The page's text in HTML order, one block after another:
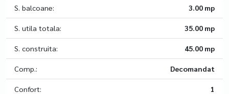
S. balcoane: 3.00 mp
S. utila totala: 35.00 mp
S. construita: 45.00 mp
Comp.: Decomandat
Confort: 1